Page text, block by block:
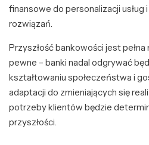
finansowe do personalizacji usług
rozwiązań.
Przyszłość bankowości jest
pewne – banki nadal odgrywać
kształtowaniu społeczeństwa i
adaptacji do zmieniających się
potrzeby klientów będzie
przyszłości.